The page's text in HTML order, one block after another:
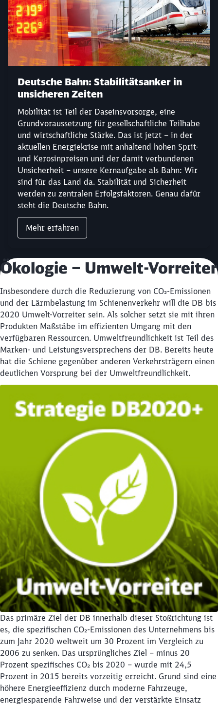
Deutsche Bahn: Stabilitätsanker in
unsicheren Zeiten
Mobilität ist Teil der Daseinsvorsorge, eine
Grundvoraussetzung für gesellschaftliche Teilhabe
und wirtschaftliche Stärke. Das ist jetzt – in der
aktuellen Energiekrise mit anhaltend hohen Sprit-
und Kerosinpreisen und der damit verbundenen
Unsicherheit – unsere Kernaufgabe als Bahn: Wir
sind für das Land da. Stabilität und Sicherheit
werden zu zentralen Erfolgsfaktoren. Genau dafür
steht die Deutsche Bahn.
Mehr erfahren
Ökologie – Umwelt-Vorreiter
Insbesondere durch die Reduzierung von CO₂-Emissionen
und der Lärmbelastung im Schienenverkehr will die DB bis
2020 Umwelt-Vorreiter sein. Als solcher setzt sie mit ihren
Produkten Maßstäbe im effizienten Umgang mit den
verfügbaren Ressourcen. Umweltfreundlichkeit ist Teil des
Marken- und Leistungsversprechens der DB. Bereits heute
hat die Schiene gegenüber anderen Verkehrsträgern einen
deutlichen Vorsprung bei der Umweltfreundlichkeit.
Das primäre Ziel der DB innerhalb dieser Stoßrich­tung ist
es, die spezifischen CO₂-Emissionen des Unternehmens bis
zum Jahr 2020 weltweit um 30 Prozent im Vergleich zu
2006 zu senken. Das ursprüngliches Ziel – minus 20
Prozent spezifisches CO₂ bis 2020 – wurde mit 24,5
Prozent in 2015 bereits vorzeitig erreicht. Grund sind eine
höhere Energieeffizienz durch moderne Fahrzeuge,
energiesparende Fahrweise und der verstärkte Einsatz
Schließen
Möchten Sie zuweitergeleitet
werden?
Abbrechen Weiter